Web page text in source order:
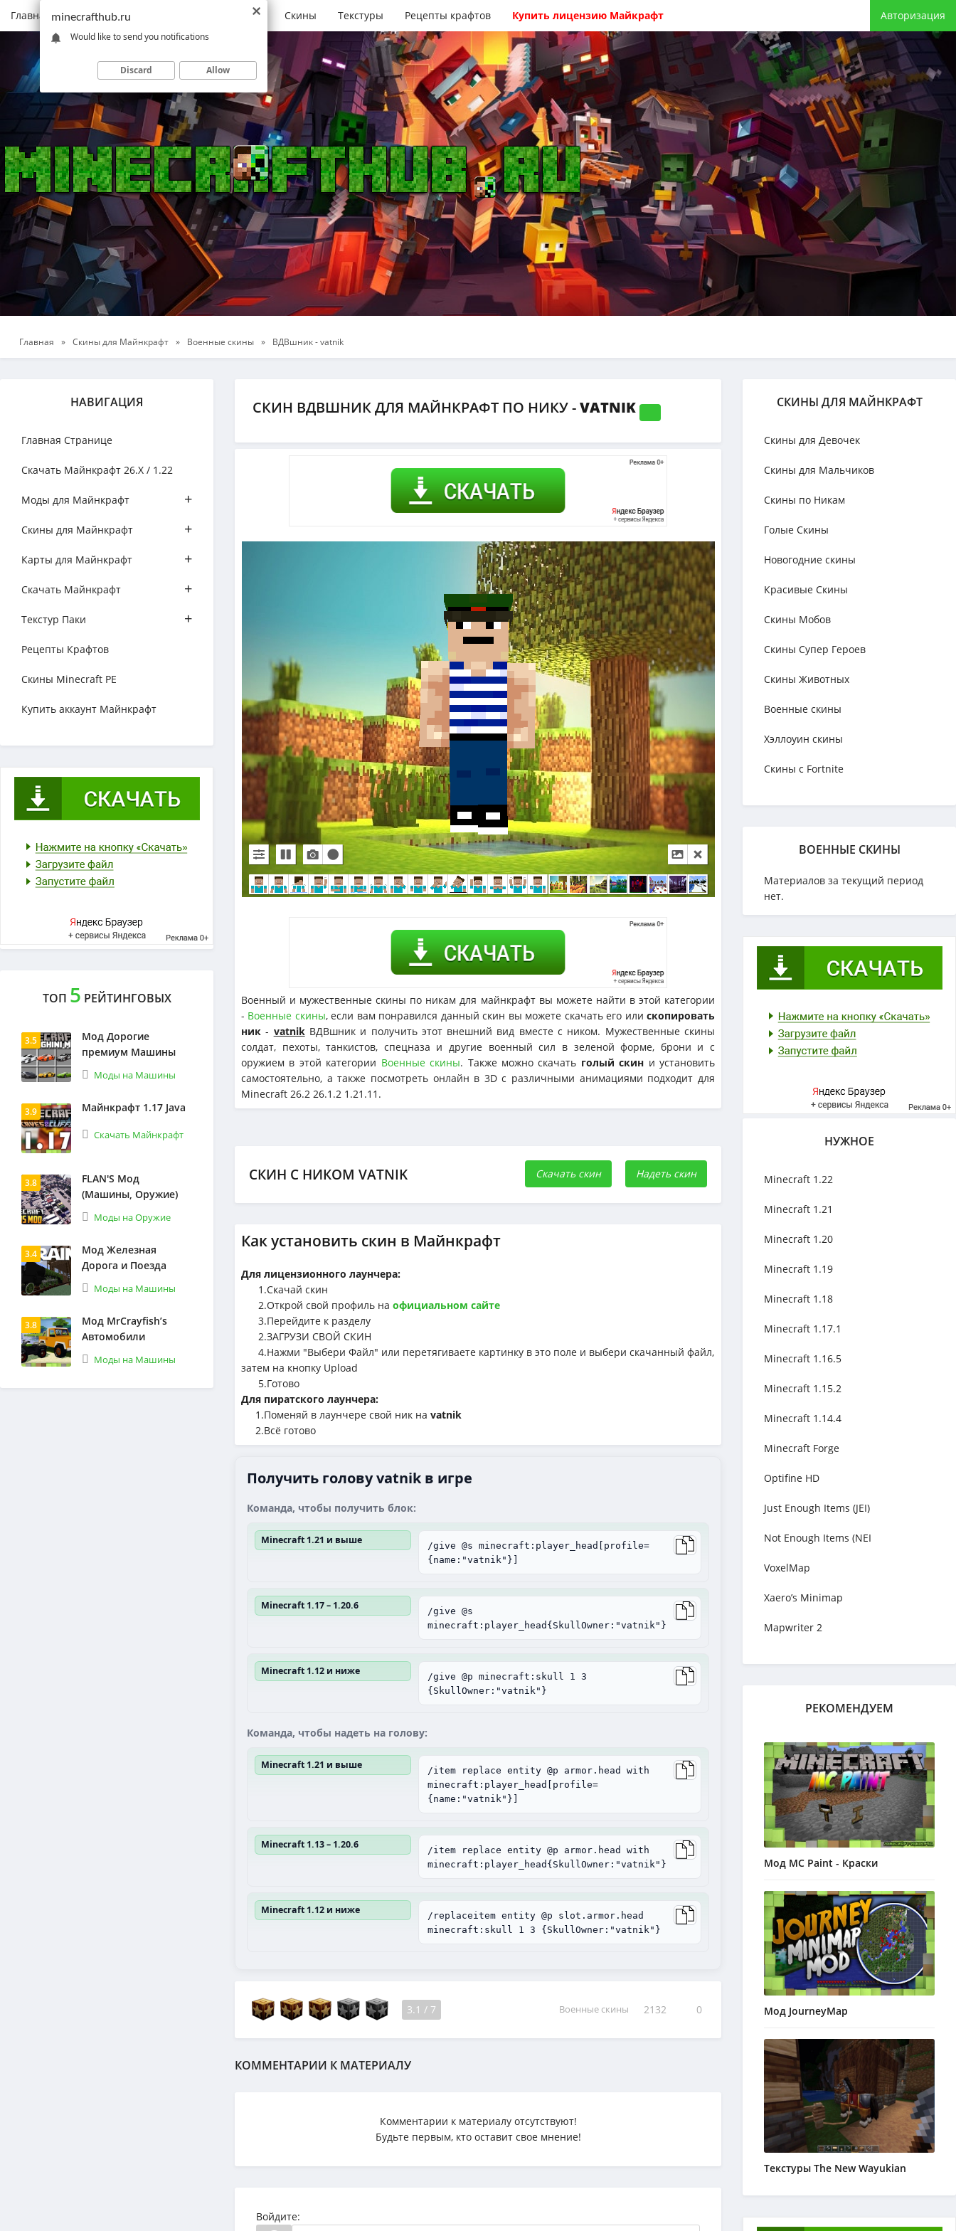
Главная Моды Скачать Minecraft Карты Скины Текстуры Рецепты крафтов Купить лицензию Майкрафт Авторизация
Главная » Скины для Майнкрафт » Военные скины » ВДВшник - vatnik
НАВИГАЦИЯ
Главная Странице
Скачать Майнкрафт 26.Х / 1.22
Моды для Майнкрафт +
Скины для Майнкрафт +
Карты для Майнкрафт +
Скачать Майнкрафт +
Текстур Паки +
Рецепты Крафтов
Скины Minecraft PE
Купить аккаунт Майнкрафт
ТОП 5 РЕЙТИНГОВЫХ
3.5
Мод Дорогие
премиум Машины
Моды на Машины
3.9 Майнкрафт 1.17 Java
Скачать Майнкрафт
3.8
FLAN'S Мод
(Машины, Оружие)
Моды на Оружие
3.4
Мод Железная
Дорога и Поезда
Моды на Машины
3.8
Мод MrCrayfish’s
Автомобили
Моды на Машины
СКИН ВДВШНИК ДЛЯ МАЙНКРАФТ ПО НИКУ -VATNIK
Военный и мужественные скины по никам для майнкрафт вы можете найти в этой категории
- Военные скины, если вам понравился данный скин вы можете скачать его илископировать
ник - vatnikВДВшник и получить этот внешний вид вместе с ником. Мужественные скины
солдат, пехоты, танкистов, спецназа и другие военный сил в зеленой форме, брони и с
оружием в этой категории Военные скины. Также можно скачать голый скин и установить
самостоятельно, а также посмотреть онлайн в 3D с различными анимациями подходит для
Minecraft 26.2 26.1.2 1.21.11.
СКИН С НИКОМ VATNIK Скачать скин Надеть скин
Как установить скин в Майнкрафт
Для лицензионного лаунчера:
1.Cкачай скин
2.Открой свой профиль на официальном сайте
3.Перейдите к разделу
2.ЗАГРУЗИ СВОЙ СКИН
4.Нажми "Выбери Файл" или перетягиваете картинку в это поле и выбери скачанный файл,
затем на кнопку Upload
5.Готово
Для пиратского лаунчера:
1.Поменяй в лаунчере свой ник на vatnik
2.Всё готово
Получить голову vatnik в игре
Команда, чтобы получить блок:
Minecraft 1.21 и выше
/give @s minecraft:player_head[profile=
{name:"vatnik"}]
Minecraft 1.17 – 1.20.6
/give @s
minecraft:player_head{SkullOwner:"vatnik"}
Minecraft 1.12 и ниже
/give @p minecraft:skull 1 3
{SkullOwner:"vatnik"}
Команда, чтобы надеть на голову:
Minecraft 1.21 и выше
/item replace entity @p armor.head with
minecraft:player_head[profile=
{name:"vatnik"}]
Minecraft 1.13 – 1.20.6
/item replace entity @p armor.head with
minecraft:player_head{SkullOwner:"vatnik"}
Minecraft 1.12 и ниже
/replaceitem entity @p slot.armor.head
minecraft:skull 1 3 {SkullOwner:"vatnik"}
3.1 / 7 Военные скины 2132 0
КОММЕНТАРИИ К МАТЕРИАЛУ
Комментарии к материалу отсутствуют!
Будьте первым, кто оставит свое мнение!
Войдите:
СКИНЫ ДЛЯ МАЙНКРАФТ
Скины для Девочек
Скины для Мальчиков
Скины по Никам
Голые Скины
Новогодние скины
Красивые Скины
Скины Мобов
Скины Супер Героев
Скины Животных
Военные скины
Хэллоуин скины
Скины с Fortnite
ВОЕННЫЕ СКИНЫ
Материалов за текущий период
нет.
НУЖНОЕ
Minecraft 1.22
Minecraft 1.21
Minecraft 1.20
Minecraft 1.19
Minecraft 1.18
Minecraft 1.17.1
Minecraft 1.16.5
Minecraft 1.15.2
Minecraft 1.14.4
Minecraft Forge
Optifine HD
Just Enough Items (JEI)
Not Enough Items (NEI
VoxelMap
Xaero’s Minimap
Mapwriter 2
РЕКОМЕНДУЕМ
Мод MC Paint - Краски
Мод JourneyMap
Текстуры The New Wayukian
minecrafthub.ru
Would like to send you notifications
Discard Allow